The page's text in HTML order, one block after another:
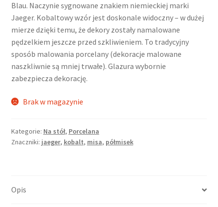
Blau. Naczynie sygnowane znakiem niemieckiej marki
Jaeger. Kobaltowy wzór jest doskonale widoczny – w dużej
mierze dzięki temu, że dekory zostały namalowane
pędzelkiem jeszcze przed szkliwieniem. To tradycyjny
sposób malowania porcelany (dekoracje malowane
naszkliwnie są mniej trwałe). Glazura wybornie
zabezpiecza dekorację.
Brak w magazynie
Kategorie: Na stół, Porcelana
Znaczniki: jaeger, kobalt, misa, półmisek
Opis